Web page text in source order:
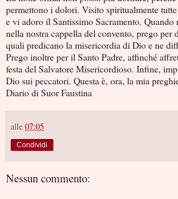
permettono i dolori. Visito spiritualmente
e vi adoro il Santissimo Sacramento.
nella nostra cappella del convento, prego per
quali predicano la misericordia di Dio e ne
Prego inoltre per il Santo Padre, affinché
festa del Salvatore Misericordioso. Infine,
Dio sui peccatori. Questa è, ora, la mia
Diario di Suor Faustina
alle 07:05
Condividi
Nessun commento: